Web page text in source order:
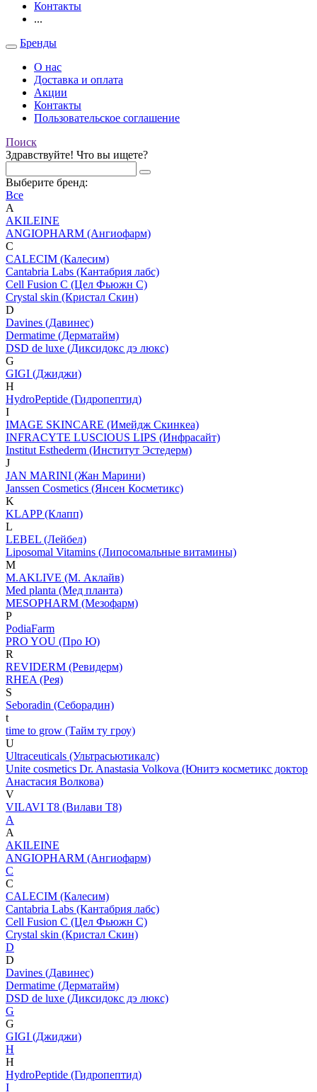
Контакты
...
Бренды
О нас
Доставка и оплата
Акции
Контакты
Пользовательское соглашение
Поиск
Здравствуйте! Что вы ищете?
Выберите бренд:
Все
A
AKILEINE
ANGIOPHARM (Ангиофарм)
C
CALECIM (Калесим)
Cantabria Labs (Кантабрия лабс)
Cell Fusion C (Цел Фьюжн С)
Crystal skin (Кристал Скин)
D
Davines (Давинес)
Dermatime (Дерматайм)
DSD de luxe (Диксидокс дэ люкс)
G
GIGI (Джиджи)
H
HydroPeptide (Гидропептид)
I
IMAGE SKINCARE (Имейдж Скинкеа)
INFRACYTE LUSCIOUS LIPS (Инфрасайт)
Institut Esthederm (Институт Эстедерм)
J
JAN MARINI (Жан Марини)
Janssen Cosmetics (Янсен Косметикс)
K
KLAPP (Клапп)
L
LEBEL (Лейбел)
Liposomal Vitamins (Липосомальные витамины)
M
M.AKLIVE (М. Аклайв)
Med planta (Мед планта)
MESOPHARM (Мезофарм)
P
PodiaFarm
PRO YOU (Про Ю)
R
REVIDERM (Ревидерм)
RHEA (Рея)
S
Seboradin (Себорадин)
t
time to grow (Тайм ту гроу)
U
Ultraceuticals (Ультрасьютикалс)
Unite cosmetics Dr. Anastasia Volkova (Юнитэ косметикс доктор
Анастасия Волкова)
V
VILAVI T8 (Вилави Т8)
A
A
AKILEINE
ANGIOPHARM (Ангиофарм)
C
C
CALECIM (Калесим)
Cantabria Labs (Кантабрия лабс)
Cell Fusion C (Цел Фьюжн С)
Crystal skin (Кристал Скин)
D
D
Davines (Давинес)
Dermatime (Дерматайм)
DSD de luxe (Диксидокс дэ люкс)
G
G
GIGI (Джиджи)
H
H
HydroPeptide (Гидропептид)
I